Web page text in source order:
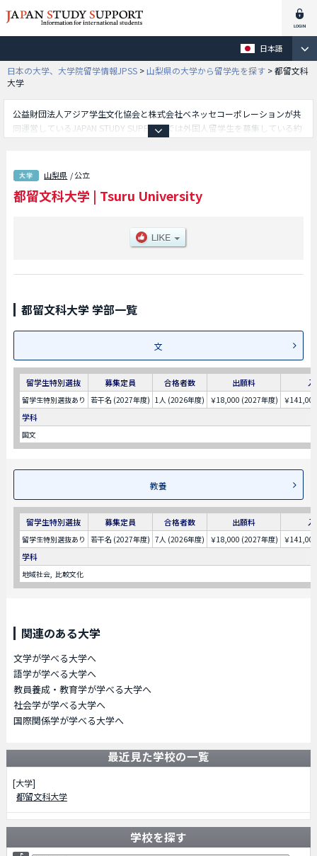
日本語
日本の大学、大学院留学情報JPSS >山梨県の大学から留学先を探す >都留文科
大学
公益財団法人アジア学生文化協会と株式会社ベネッセコーポレーションが共
同運営しているJAPAN STUDY SUPPORTでは外国人留学生を募集している約
部等、学部別情報や、募集定員や合格者数など入試情報、施設案内、アクセ
スなど外国人留学生に必要な情報を掲載しているので是非ご利用ください。
山梨県 / 公立
都留文科大学 | Tsuru University
都留文科大学 学部一覧
文
留学生特別選抜 募集定員 合格者数 出願料
留学生特別選抜あり 若干名 (2027年度) 1人 (2026年度) ￥18,000 (2027年度) ￥
学科
国文
教養
留学生特別選抜 募集定員 合格者数 出願料
留学生特別選抜あり 若干名 (2027年度) 7人 (2026年度) ￥18,000 (2027年度) ￥
学科
地域社会 比較文化
関連のある大学
文学が学べる大学へ
語学が学べる大学へ
教員養成・教育学が学べる大学へ
社会学が学べる大学へ
国際関係学が学べる大学へ
最近見た学校の一覧
[大学]
都留文科大学
学校を探す